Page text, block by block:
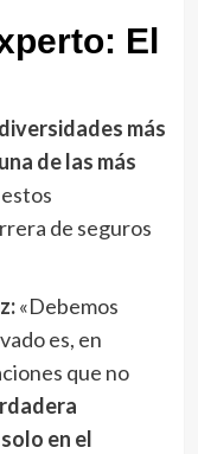
El
más
de las más
de seguros
:«Debemos
es, en
que no
en el